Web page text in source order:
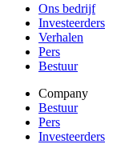
Ons bedrijf
Investeerders
Verhalen
Pers
Bestuur
Company
Bestuur
Pers
Investeerders